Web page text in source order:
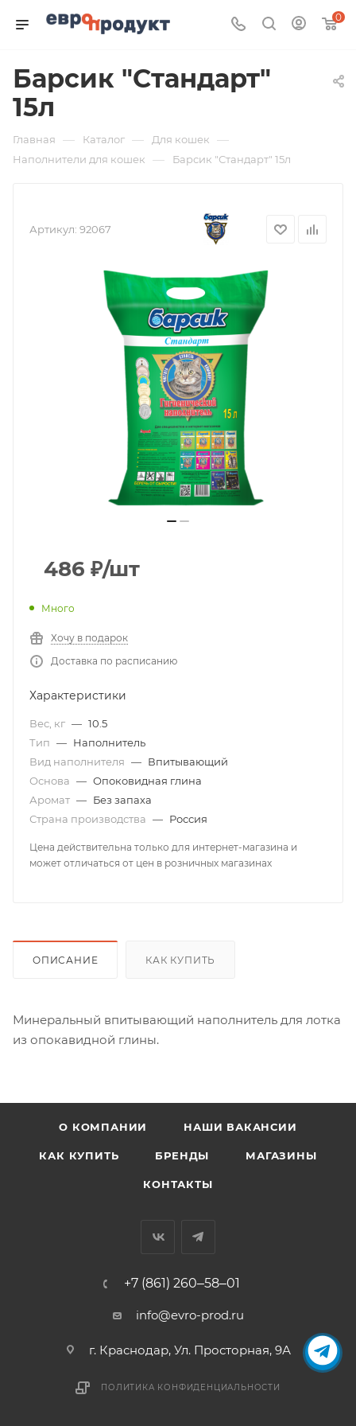
0
Барсик "Стандарт"
15л
Главная — Каталог — Для кошек —
Наполнители для кошек — Барсик "Стандарт" 15л
Артикул: 92067
486 ₽/шт
Много
Хочу в подарок
Доставка по расписанию
Характеристики
Вес, кг — 10.5
Тип — Наполнитель
Вид наполнителя — Впитывающий
Основа — Опоковидная глина
Аромат — Без запаха
Страна производства — Россия
Цена действительна только для интернет-магазина и
может отличаться от цен в розничных магазинах
ОПИСАНИЕ КАК КУПИТЬ
Минеральный впитывающий наполнитель для лотка
из опокавидной глины.
О КОМПАНИИ НАШИ ВАКАНСИИ
КАК КУПИТЬ БРЕНДЫ МАГАЗИНЫ
КОНТАКТЫ
+7 (861) 260‒58‒01
info@evro-prod.ru
г. Краснодар, ​Ул. Просторная, 9А
ПОЛИТИКА КОНФИДЕНЦИАЛЬНОСТИ